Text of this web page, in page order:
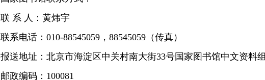
联 系 人：黄炜宇
联系电话：010-88545059，88545059（传真）
报送地址：北京市海淀区中关村南大街33号国家图书馆中文资料组
邮政编码：100081